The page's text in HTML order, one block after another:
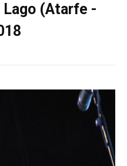
(Atarfe -